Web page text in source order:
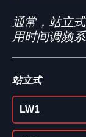
通常，站立
用时间调频系
站立式
LW1